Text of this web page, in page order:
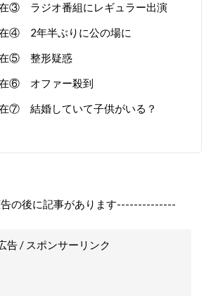
③ ラジオ番組にレギュラー出演
④ 2年半ぶりに公の場に
在⑤ 整形疑惑
在⑥ オファー殺到
⑦ 結婚していて子供がいる？
の後に記事があります--------------
告 / スポンサーリンク